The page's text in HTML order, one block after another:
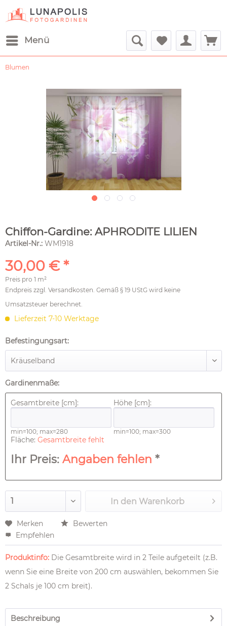
Menü
Blumen
Chiffon-Gardine: APHRODITE LILIEN
Artikel-Nr.: WM1918
30,00 € *
Preis pro 1 m²
Endpreis zzgl. Versandkosten. Gemäß § 19 UStG wird keine
Umsatzsteuer berechnet.
Lieferzeit 7-10 Werktage
Befestingungsart:
Gardinenmaße:
Gesamtbreite [cm]: Höhe [cm]:
min=100; max=280 min=100; max=300
Fläche: Gesamtbreite fehlt
Ihr Preis: Angaben fehlen *
In den Warenkorb
Merken
Bewerten
Empfehlen
Produktinfo: Die Gesamtbreite wird in 2 Teile aufgeteilt (z.B.
wenn Sie eine Breite von 200 cm auswählen, bekommen Sie
2 Schals je 100 cm breit).
Beschreibung